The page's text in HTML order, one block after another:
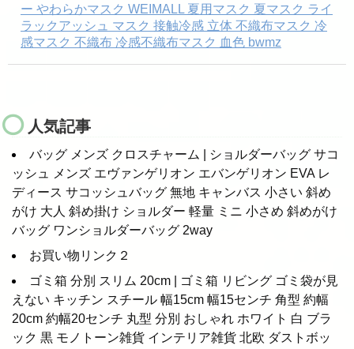
ー やわらかマスク WEIMALL 夏用マスク 夏マスク ライ
ラックアッシュ マスク 接触冷感 立体 不織布マスク 冷
感マスク 不織布 冷感不織布マスク 血色 bwmz
人気記事
バッグ メンズ クロスチャーム | ショルダーバッグ サコ
ッシュ メンズ エヴァンゲリオン エバンゲリオン EVA レ
ディース サコッシュバッグ 無地 キャンバス 小さい 斜め
がけ 大人 斜め掛け ショルダー 軽量 ミニ 小さめ 斜めがけ
バッグ ワンショルダーバッグ 2way
お買い物リンク２
ゴミ箱 分別 スリム 20cm | ゴミ箱 リビング ゴミ袋が見
えない キッチン スチール 幅15cm 幅15センチ 角型 約幅
20cm 約幅20センチ 丸型 分別 おしゃれ ホワイト 白 ブラ
ック 黒 モノトーン雑貨 インテリア雑貨 北欧 ダストボッ